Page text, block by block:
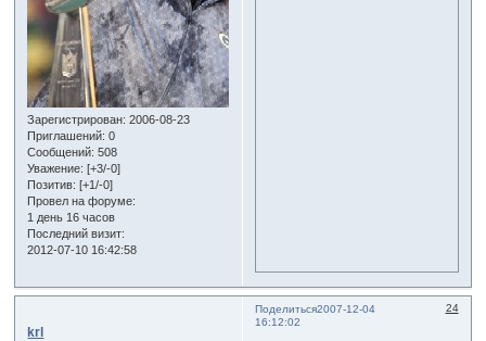
Зарегистрирован: 2006-08-23
Приглашений: 0
Сообщений: 508
Уважение: [+3/-0]
Позитив: [+1/-0]
Провел на форуме:
1 день 16 часов
Последний визит:
2012-07-10 16:42:58
Поделиться 24
2007-12-04
16:12:02
krl